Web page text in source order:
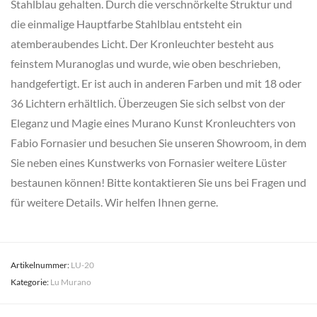
Stahlblau gehalten. Durch die verschnörkelte Struktur und
die einmalige Hauptfarbe Stahlblau entsteht ein
atemberaubendes Licht. Der Kronleuchter besteht aus
feinstem Muranoglas und wurde, wie oben beschrieben,
handgefertigt. Er ist auch in anderen Farben und mit 18 oder
36 Lichtern erhältlich. Überzeugen Sie sich selbst von der
Eleganz und Magie eines Murano Kunst Kronleuchters von
Fabio Fornasier und besuchen Sie unseren Showroom, in dem
Sie neben eines Kunstwerks von Fornasier weitere Lüster
bestaunen können! Bitte kontaktieren Sie uns bei Fragen und
für weitere Details. Wir helfen Ihnen gerne.
Artikelnummer: LU-20
Kategorie: Lu Murano